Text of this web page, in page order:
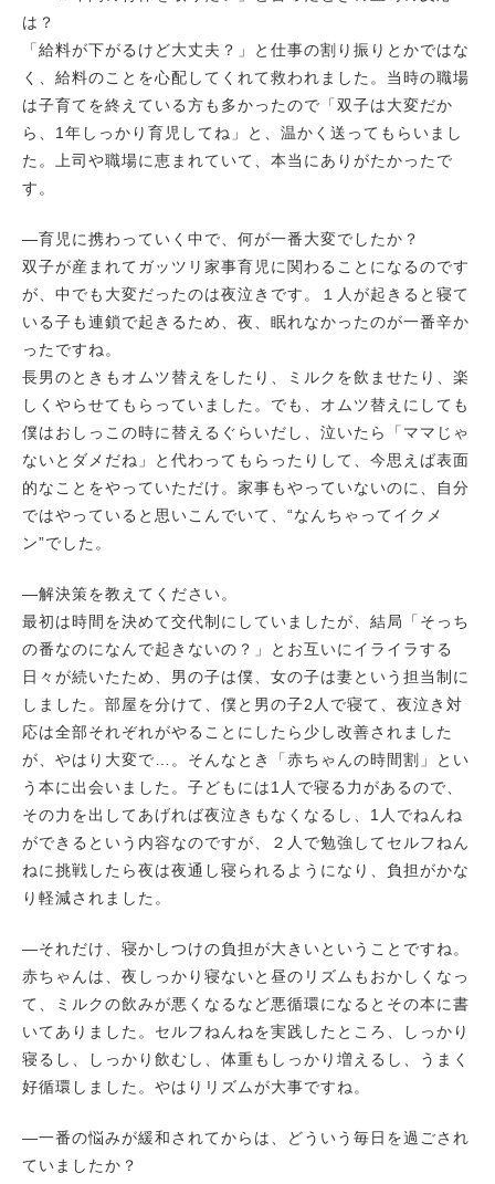
は？
「給料が下がるけど大丈夫？」と仕事の割り振りとかではな
く、給料のことを心配してくれて救われました。当時の職場
は子育てを終えている方も多かったので「双子は大変だか
ら、1年しっかり育児してね」と、温かく送ってもらいまし
た。上司や職場に恵まれていて、本当にありがたかったで
す。
―育児に携わっていく中で、何が一番大変でしたか？
双子が産まれてガッツリ家事育児に関わることになるのです
が、中でも大変だったのは夜泣きです。１人が起きると寝て
いる子も連鎖で起きるため、夜、眠れなかったのが一番辛か
ったですね。
長男のときもオムツ替えをしたり、ミルクを飲ませたり、楽
しくやらせてもらっていました。でも、オムツ替えにしても
僕はおしっこの時に替えるぐらいだし、泣いたら「ママじゃ
ないとダメだね」と代わってもらったりして、今思えば表面
的なことをやっていただけ。家事もやっていないのに、自分
ではやっていると思いこんでいて、“なんちゃってイクメ
ン”でした。
―解決策を教えてください。
最初は時間を決めて交代制にしていましたが、結局「そっち
の番なのになんで起きないの？」とお互いにイライラする
日々が続いたため、男の子は僕、女の子は妻という担当制に
しました。部屋を分けて、僕と男の子2人で寝て、夜泣き対
応は全部それぞれがやることにしたら少し改善されました
が、やはり大変で…。そんなとき「赤ちゃんの時間割」とい
う本に出会いました。子どもには1人で寝る力があるので、
その力を出してあげれば夜泣きもなくなるし、1人でねんね
ができるという内容なのですが、２人で勉強してセルフねん
ねに挑戦したら夜は夜通し寝られるようになり、負担がかな
り軽減されました。
―それだけ、寝かしつけの負担が大きいということですね。
赤ちゃんは、夜しっかり寝ないと昼のリズムもおかしくなっ
て、ミルクの飲みが悪くなるなど悪循環になるとその本に書
いてありました。セルフねんねを実践したところ、しっかり
寝るし、しっかり飲むし、体重もしっかり増えるし、うまく
好循環しました。やはりリズムが大事ですね。
―一番の悩みが緩和されてからは、どういう毎日を過ごされ
ていましたか？